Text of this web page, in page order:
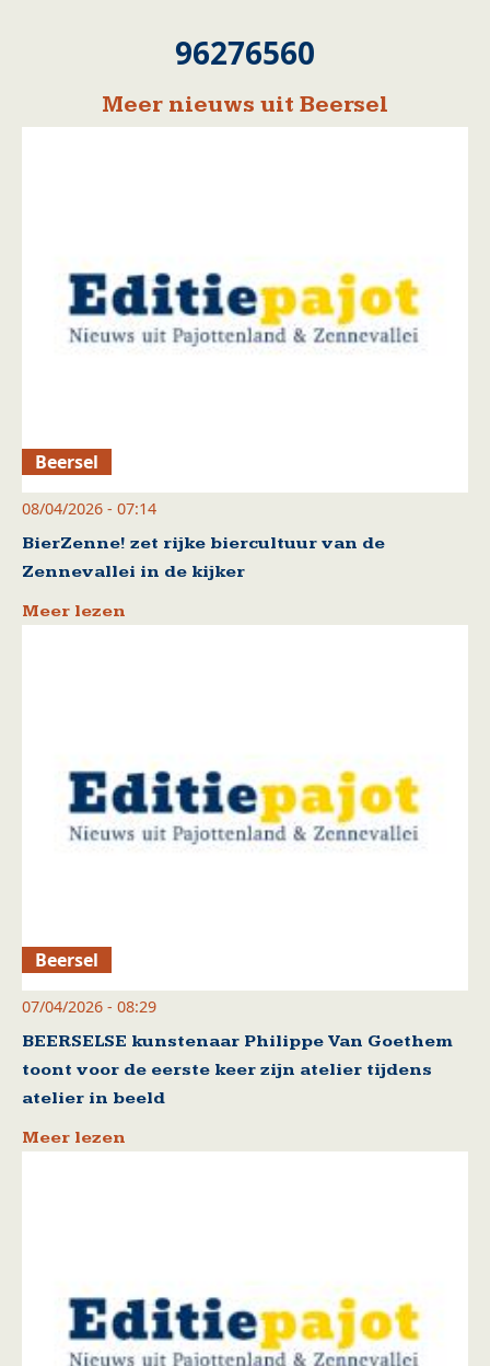
96276560
Meer nieuws uit Beersel
Beersel
08/04/2026 - 07:14
BierZenne! zet rijke biercultuur van de
Zennevallei in de kijker
Meer lezen
Beersel
07/04/2026 - 08:29
BEERSELSE kunstenaar Philippe Van Goethem
toont voor de eerste keer zijn atelier tijdens
atelier in beeld
Meer lezen